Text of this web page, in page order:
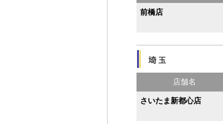
前橋店
店舗名
さいたま新都心店